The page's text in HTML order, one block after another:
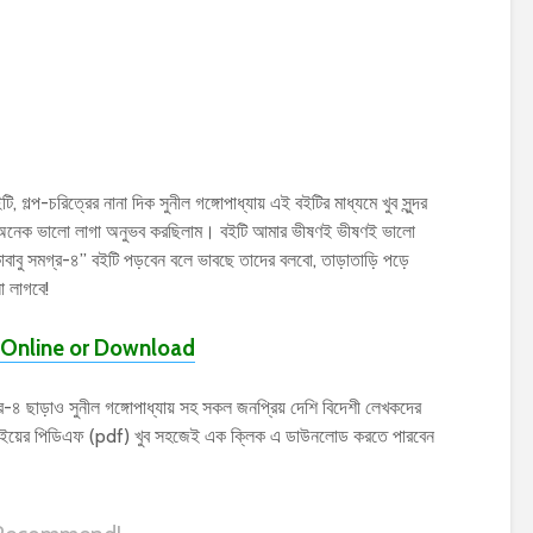
গল্প-চরিত্রের নানা দিক সুনীল গঙ্গোপাধ্যায় এই বইটির মাধ্যমে খুব সুন্দর
ভালো লাগা অনুভব করছিলাম। বইটি আমার ভীষণই ভীষণই ভালো
সমগ্র-৪” বইটি পড়বেন বলে ভাবছে তাদের বলবো, তাড়াতাড়ি পড়ে
or Download
সুনীল গঙ্গোপাধ্যায় সহ সকল জনপ্রিয় দেশি বিদেশী লেখকদের
বইয়ের পিডিএফ (pdf) খুব সহজেই এক ক্লিক এ ডাউনলোড করতে পারবেন